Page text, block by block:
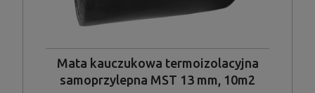
Mata kauczukowa termoizolacyjna
samoprzylepna MST 13 mm, 10m2